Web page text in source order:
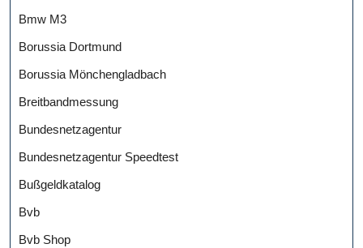
Bmw M3
Borussia Dortmund
Borussia Mönchengladbach
Breitbandmessung
Bundesnetzagentur
Bundesnetzagentur Speedtest
Bußgeldkatalog
Bvb
Bvb Shop